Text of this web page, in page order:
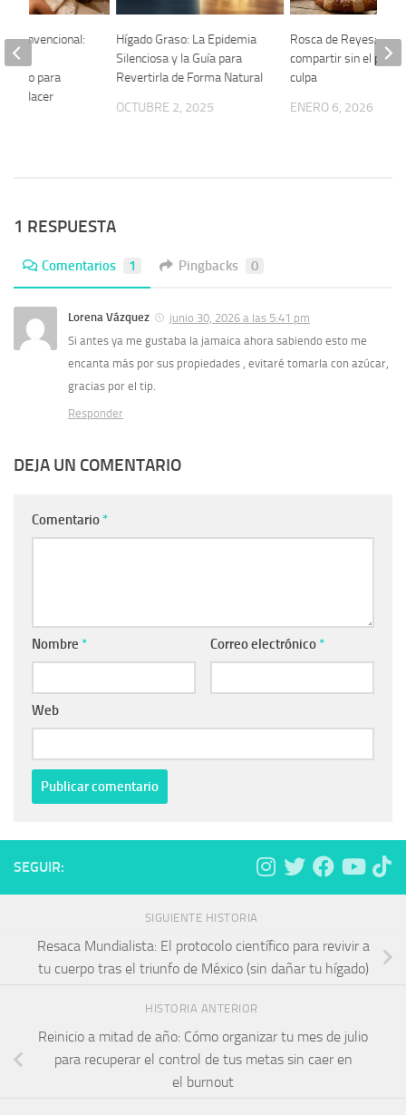
Hígado Graso: La Epidemia
Silenciosa y la Guía para
Revertirla de Forma Natural
OCTUBRE 2, 2025
Rosca de Reyes: El
compartir sin el peso
culpa
ENERO 6, 2026
convencional:
para
tu placer
1 RESPUESTA
Comentarios 1 Pingbacks 0
Lorena Vázquez
junio 30, 2026 a las 5:41 pm
Si antes ya me gustaba la jamaica ahora sabiendo esto me
encanta más por sus propiedades , evitaré tomarla con azúcar,
gracias por el tip.
Responder
DEJA UN COMENTARIO
Comentario *
Nombre * Correo electrónico *
Web
SEGUIR:
SIGUIENTE HISTORIA
Resaca Mundialista: El protocolo científico para revivir a
tu cuerpo tras el triunfo de México (sin dañar tu hígado)
HISTORIA ANTERIOR
Reinicio a mitad de año: Cómo organizar tu mes de julio
para recuperar el control de tus metas sin caer en
el burnout